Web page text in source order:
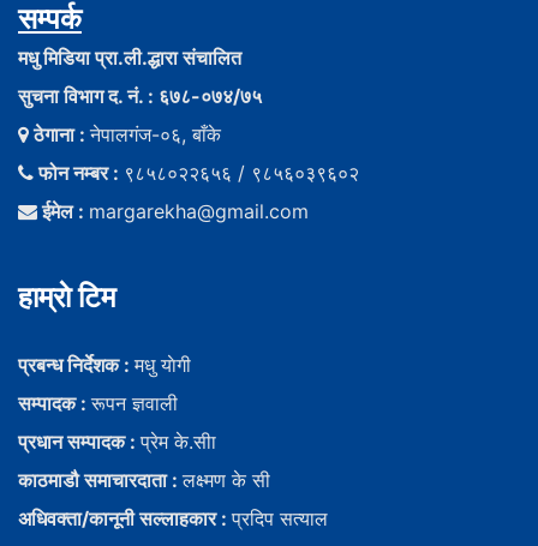
सम्पर्क
मधु मिडिया प्रा.ली.द्धारा संचालित
सुचना विभाग द. नं. : ६७८-०७४/७५
ठेगाना :नेपालगंज-०६, बाँके
फोन नम्बर : ९८५८०२२६५६ / ९८५६०३९६०२
ईमेल : margarekha@gmail.com
हाम्राे टिम
प्रबन्ध निर्देशक :मधु याेगी
सम्पादक :रूपन ज्ञवाली
प्रधान सम्पादक :प्रेम के.सीा
काठमाडौ समाचारदाता :लक्ष्मण के सी
अधिवक्ता/कानूनी सल्लाहकार :प्रदिप सत्याल